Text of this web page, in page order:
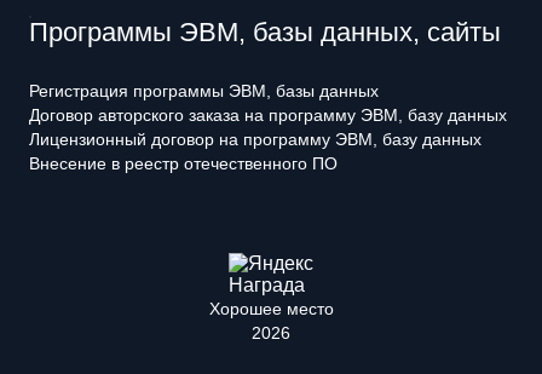
Программы ЭВМ, базы данных, сайты
Регистрация программы ЭВМ, базы данных
Договор авторского заказа на программу ЭВМ, базу данных
Лицензионный договор на программу ЭВМ, базу данных
Внесение в реестр отечественного ПО
Хорошее место
2026